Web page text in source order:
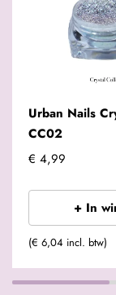
Urban Nails
CC02
€ 4,99
+ In
(€ 6,04 incl. btw)